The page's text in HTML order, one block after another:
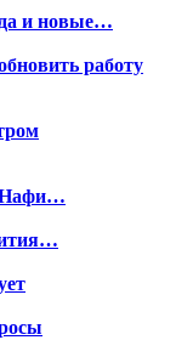
и новые…
работу
Нафи…